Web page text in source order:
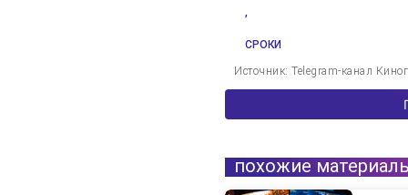
,
СРОКИ
Источник: Telegram-канал
похожие